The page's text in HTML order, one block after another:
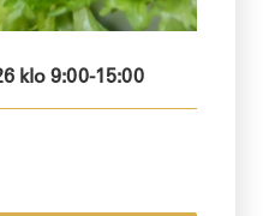
klo 9:00-15:00